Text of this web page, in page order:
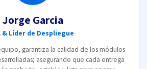
Jorge Garcia
& Líder de Despliegue
garantiza la calidad de los módulos
asegurando que cada entrega